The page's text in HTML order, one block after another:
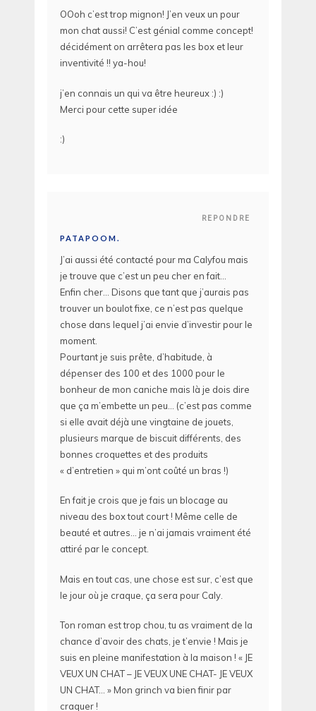
OOoh c’est trop mignon! J’en veux un pour
mon chat aussi! C’est génial comme concept!
décidément on arrêtera pas les box et leur
inventivité !! ya-hou!
j’en connais un qui va être heureux :) :)
Merci pour cette super idée
:)
REPONDRE
PATAPOOM.
J’ai aussi été contacté pour ma Calyfou mais
je trouve que c’est un peu cher en fait…
Enfin cher… Disons que tant que j’aurais pas
trouver un boulot fixe, ce n’est pas quelque
chose dans lequel j’ai envie d’investir pour le
moment.
Pourtant je suis prête, d’habitude, à
dépenser des 100 et des 1000 pour le
bonheur de mon caniche mais là je dois dire
que ça m’embette un peu… (c’est pas comme
si elle avait déjà une vingtaine de jouets,
plusieurs marque de biscuit différents, des
bonnes croquettes et des produits
« d’entretien » qui m’ont coûté un bras !)
En fait je crois que je fais un blocage au
niveau des box tout court ! Même celle de
beauté et autres… je n’ai jamais vraiment été
attiré par le concept.
Mais en tout cas, une chose est sur, c’est que
le jour où je craque, ça sera pour Caly.
Ton roman est trop chou, tu as vraiment de la
chance d’avoir des chats, je t’envie ! Mais je
suis en pleine manifestation à la maison ! « JE
VEUX UN CHAT – JE VEUX UNE CHAT- JE VEUX
UN CHAT… » Mon grinch va bien finir par
craquer !